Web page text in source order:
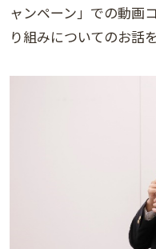
ャンペーン」での動画
り組みについてのお話